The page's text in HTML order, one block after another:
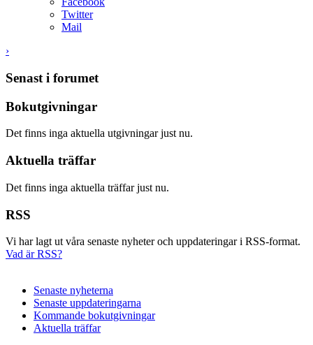
Twitter
Mail
›
Senast i forumet
Bokutgivningar
Det finns inga aktuella utgivningar just nu.
Aktuella träffar
Det finns inga aktuella träffar just nu.
RSS
Vi har lagt ut våra senaste nyheter och uppdateringar i RSS-format.
Vad är RSS?
Senaste nyheterna
Senaste uppdateringarna
Kommande bokutgivningar
Aktuella träffar